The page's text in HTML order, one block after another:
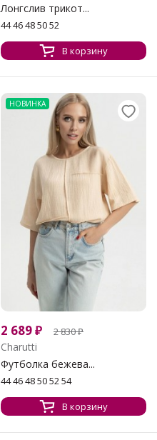
Лонгслив трикот...
44 46 48 50 52
В корзину
НОВИНКА
2 689₽ 2 830₽
Charutti
Футболка бежева...
44 46 48 50 52 54
В корзину